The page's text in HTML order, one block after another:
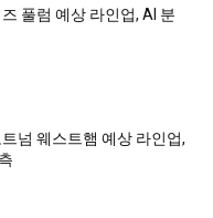
풀럼 예상 라인업, AI 분
넘 웨스트햄 예상 라인업,